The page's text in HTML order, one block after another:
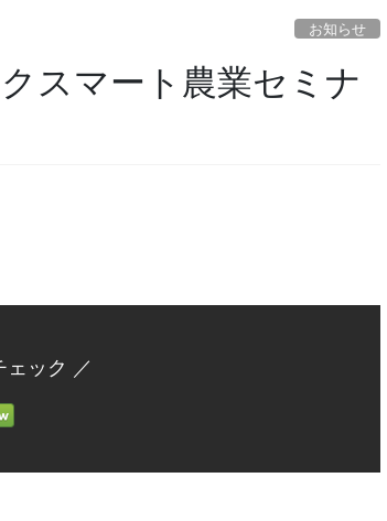
お知らせ
スマート農業セミナ
ェック ／